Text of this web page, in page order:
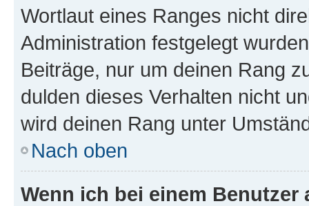
Wortlaut eines Ranges nicht
Administration festgelegt
Beiträge, nur um deinen Rang
dulden dieses Verhalten nicht
wird deinen Rang unter
Nach oben
Wenn ich bei einem